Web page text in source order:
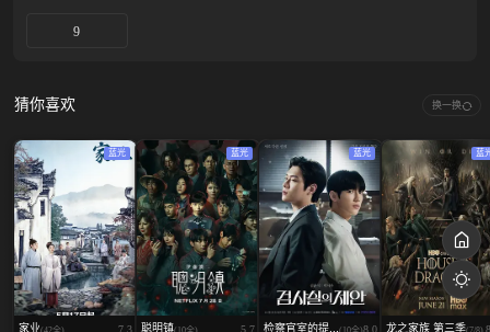
9
猜你喜欢 换一换
蓝光
家业 7.3
蓝光
聪明镇 5.7
蓝光
检察官室的提... 8.0
蓝
龙之家族 第三季